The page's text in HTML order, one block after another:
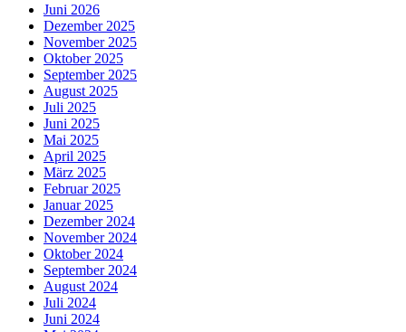
Juni 2026
Dezember 2025
November 2025
Oktober 2025
September 2025
August 2025
Juli 2025
Juni 2025
Mai 2025
April 2025
März 2025
Februar 2025
Januar 2025
Dezember 2024
November 2024
Oktober 2024
September 2024
August 2024
Juli 2024
Juni 2024